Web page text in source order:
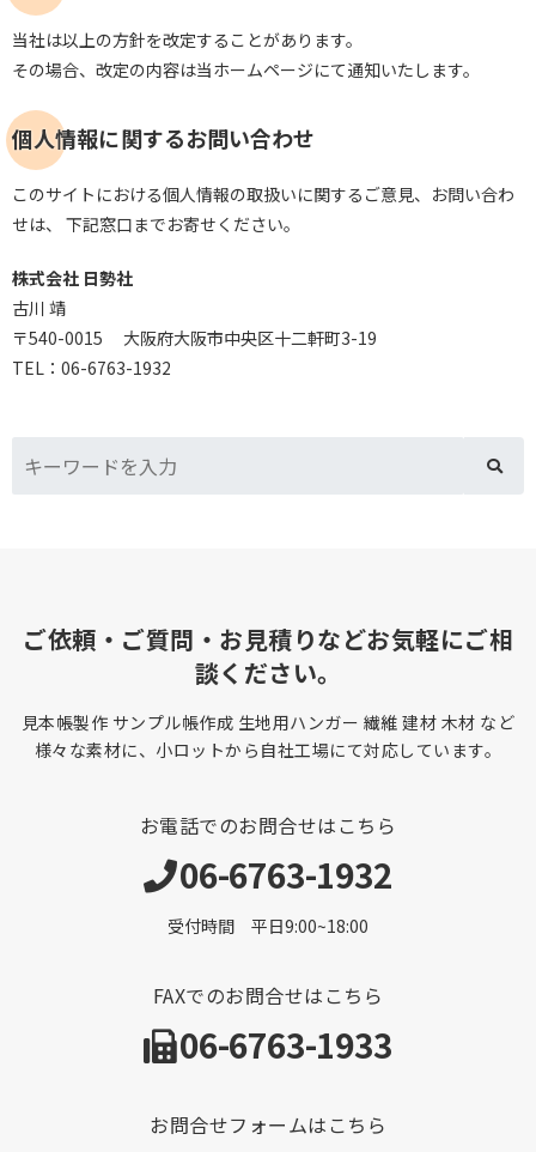
当社は以上の方針を改定することがあります。
その場合、改定の内容は当ホームページにて通知いたします。
個人情報に関するお問い合わせ
このサイトにおける個人情報の取扱いに関するご意見、お問い合わ
せは、 下記窓口までお寄せください。
株式会社 日勢社
古川 靖
〒540-0015 大阪府大阪市中央区十二軒町3-19
TEL：06-6763-1932
ご依頼・ご質問・お見積りなどお気軽にご相
談ください。
見本帳製作 サンプル帳作成 生地用ハンガー 繊維 建材 木材 など
様々な素材に、小ロットから自社工場にて対応しています。
お電話でのお問合せはこちら
06-6763-1932
受付時間 平日9:00~18:00
FAXでのお問合せはこちら
06-6763-1933
お問合せフォームはこちら